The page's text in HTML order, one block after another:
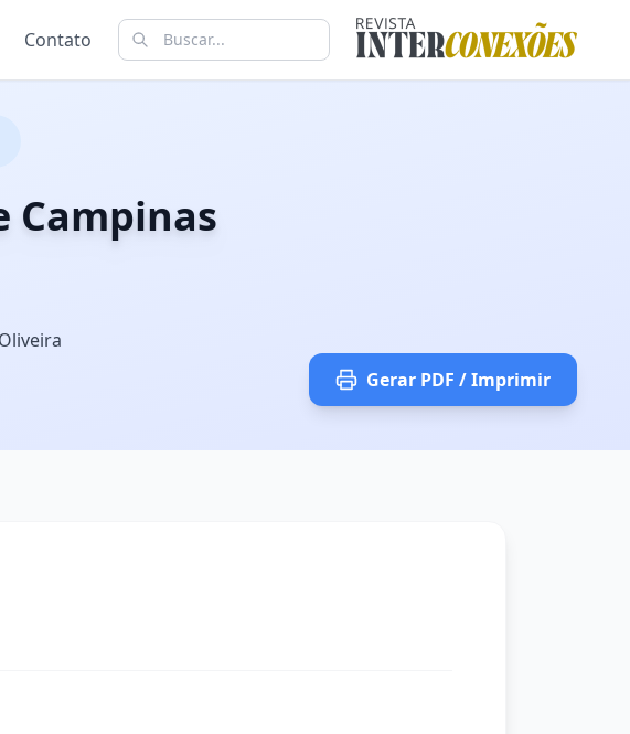
Contato
Campinas
Gerar PDF / Imprimir